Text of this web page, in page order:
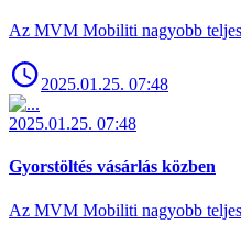
Az MVM Mobiliti nagyobb
2025.01.25. 07:48
2025.01.25. 07:48
Gyorstöltés vásárlás közben
Az MVM Mobiliti nagyobb